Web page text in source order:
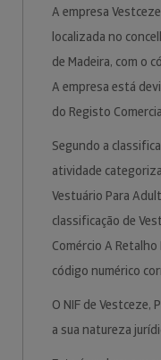
A empresa
localizada no
de Madeira, com o
A empresa está
do Registo
Segundo a
atividade
Vestuário Para
classificação de
Comércio A
código numérico
O NIF de
a sua natureza